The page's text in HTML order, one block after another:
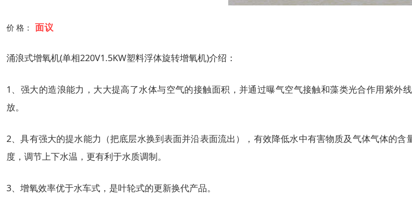
价 格： 面议
涌浪式增氧机(单相220V1.5KW塑料浮体旋转增氧机)介绍：
1、强大的造浪能力，大大提高了水体与空气的接触面积，并通过曝气空气接触和藻类光合作用紫外
放。
2、具有强大的提水能力（把底层水换到表面并沿表面流出），有效降低水中有害物质及气体气体的
度，调节上下水温，更有利于水质调制。
3、增氧效率优于水车式，是叶轮式的更新换代产品。